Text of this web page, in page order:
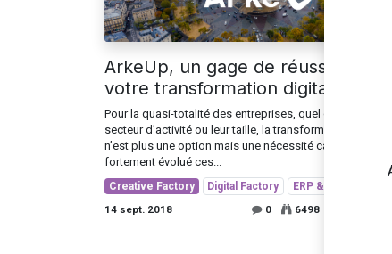
ArkeUp, un gage de réussite pour
votre transformation digitale
Pour la quasi-totalité des entreprises, quel que soit leur
secteur d’activité ou leur taille, la transformation digitale
n’est plus une option mais une nécessité car le contexte
fortement évolué ces...
Creative Factory Digital Factory
ERP & Odoo
14 sept. 2018
0 6498